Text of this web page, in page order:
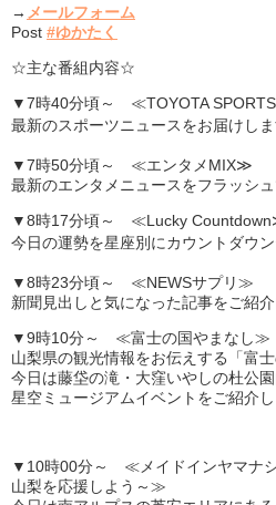
→ メールフォーム
Post #ゆかたく
☆主な番組内容☆
▼7時40分頃～ ≪TOYOTA
最新のスポーツニュースをお届けしま
▼7時50分頃～ ≪エンタメMIX≫
最新のエンタメニュースをフラッシ
▼8時17分頃～ ≪Lucky
今日の運勢を星座別にカウントダウン
▼8時23分頃～ ≪NEWSサプリ≫
新聞見出しと気になった記事をご紹
▼9時10分～ ≪富士の国やまなし≫
山梨県の観光情報をお伝えする「富士
今日は藤垈の滝・大窪いやしの杜公
星空ミュージアムイベントをご紹介し
▼10時00分～ ≪メイドインヤマナ
山梨を応援しよう～≫